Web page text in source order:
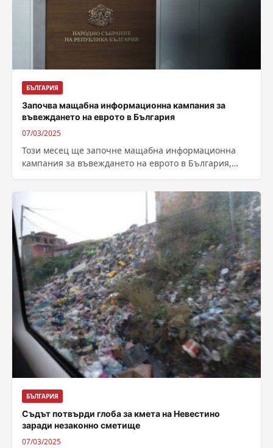
БЪЛГАРИЯ
Започва мащабна информационна кампания за
въвеждането на еврото в България
07/03/2025
Този месец ще започне мащабна информационна
кампания за въвеждането на еврото в България,
БЪЛГАРИЯ
Съдът потвърди глоба за кмета на Невестино
заради незаконно сметище
07/03/2025